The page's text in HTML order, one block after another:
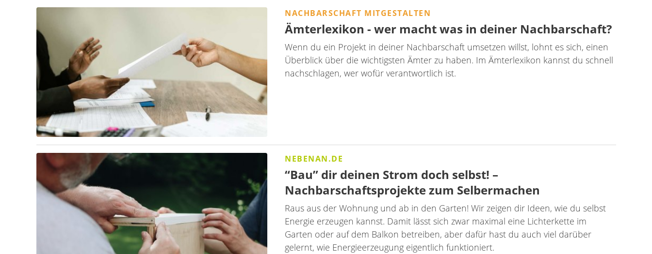
NACHBARSCHAFT MITGESTALTEN
Ämterlexikon - wer macht was in deiner Nachbarschaft?
Wenn du ein Projekt in deiner Nachbarschaft umsetzen willst, lohnt es sich, einen
Überblick über die wichtigsten Ämter zu haben. Im Ämterlexikon kannst du schnell
nachschlagen, wer wofür verantwortlich ist.
NEBENAN.DE
“Bau” dir deinen Strom doch selbst! –
Nachbarschaftsprojekte zum Selbermachen
Raus aus der Wohnung und ab in den Garten! Wir zeigen dir Ideen, wie du selbst
Energie erzeugen kannst. Damit lässt sich zwar maximal eine Lichterkette im
Garten oder auf dem Balkon betreiben, aber dafür hast du auch viel darüber
gelernt, wie Energieerzeugung eigentlich funktioniert.